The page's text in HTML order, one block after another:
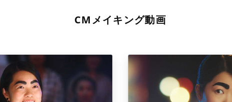
CMメイキング動画